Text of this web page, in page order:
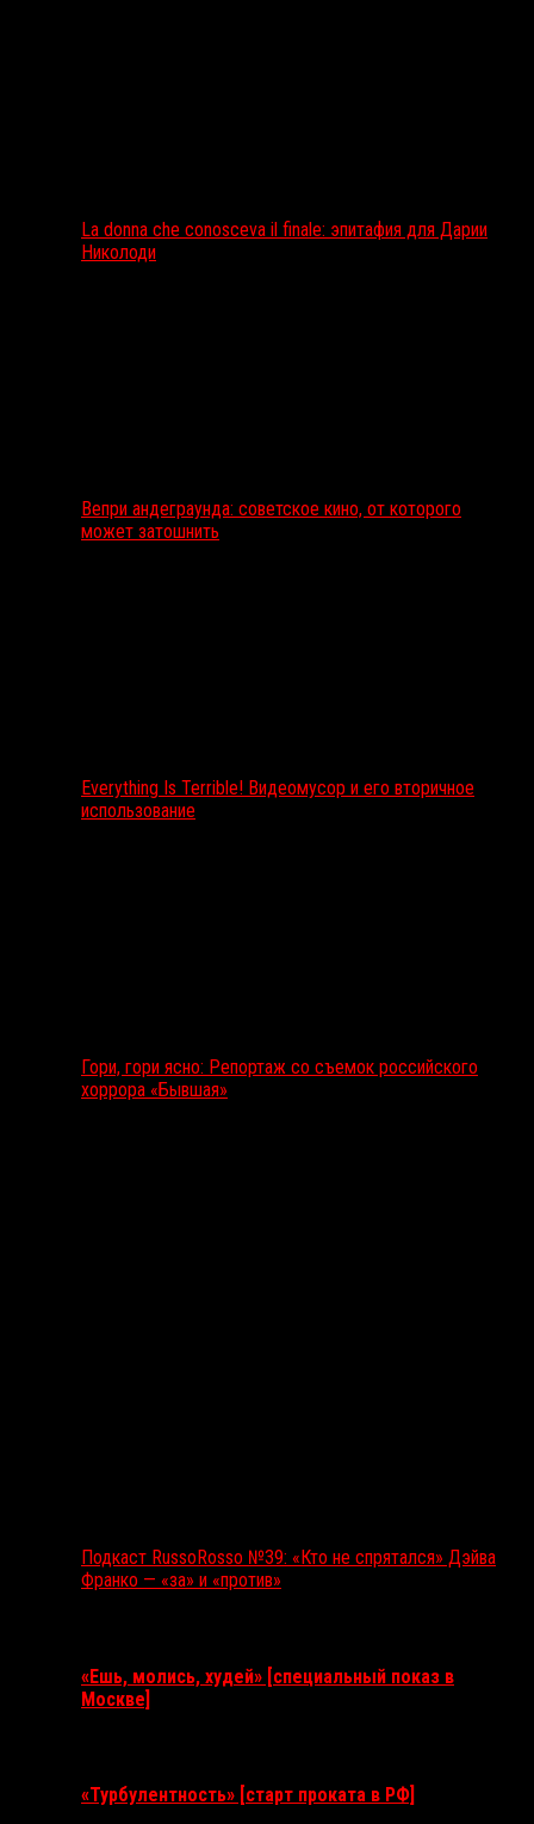
La donna che conosceva il finale: эпитафия для Дарии
Николоди
Вепри андеграунда: советское кино, от которого
может затошнить
Everything Is Terrible! Видеомусор и его вторичное
использование
Гори, гори ясно: Репортаж со съемок российского
хоррора «Бывшая»
Подкаст RussoRosso №39: «Кто не спрятался» Дэйва
Франко — «за» и «против»
«Ешь, молись, худей» [специальный показ в
Москве]
«Турбулентность» [старт проката в РФ]